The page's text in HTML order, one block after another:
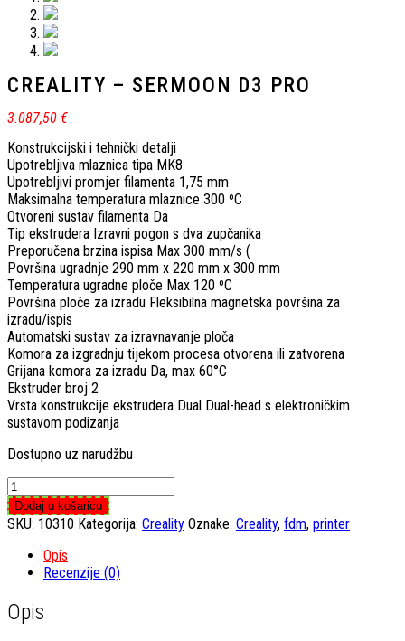
CREALITY – SERMOON D3 PRO
3.087,50 €
Konstrukcijski i tehnički detalji
Upotrebljiva mlaznica tipa MK8
Upotrebljivi promjer filamenta 1,75 mm
Maksimalna temperatura mlaznice 300 ºC
Otvoreni sustav filamenta Da
Tip ekstrudera Izravni pogon s dva zupčanika
Preporučena brzina ispisa Max 300 mm/s (
Površina ugradnje 290 mm x 220 mm x 300 mm
Temperatura ugradne ploče Max 120 ºC
Površina ploče za izradu Fleksibilna magnetska površina za
izradu/ispis
Automatski sustav za izravnavanje ploča
Komora za izgradnju tijekom procesa otvorena ili zatvorena
Grijana komora za izradu Da, max 60°C
Ekstruder broj 2
Vrsta konstrukcije ekstrudera Dual Dual-head s elektroničkim
sustavom podizanja
Dostupno uz narudžbu
CREALITY
-
SERMOON
PRO
količina
Dodaj u košaricu
SKU: 10310 Kategorija: Creality Oznake: Creality, fdm, printer
Opis
Recenzije (0)
Opis